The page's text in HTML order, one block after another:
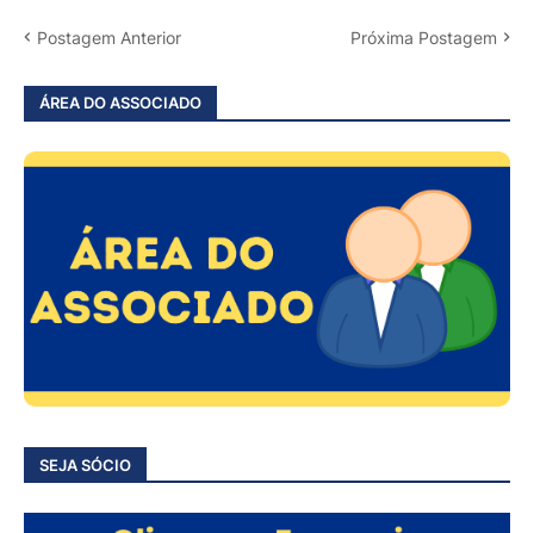
Postagem Anterior Próxima Postagem
ÁREA DO ASSOCIADO
SEJA SÓCIO